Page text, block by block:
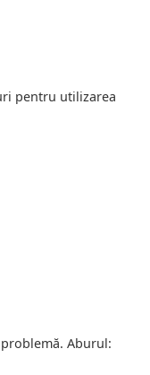
pentru utilizarea
Aburul: